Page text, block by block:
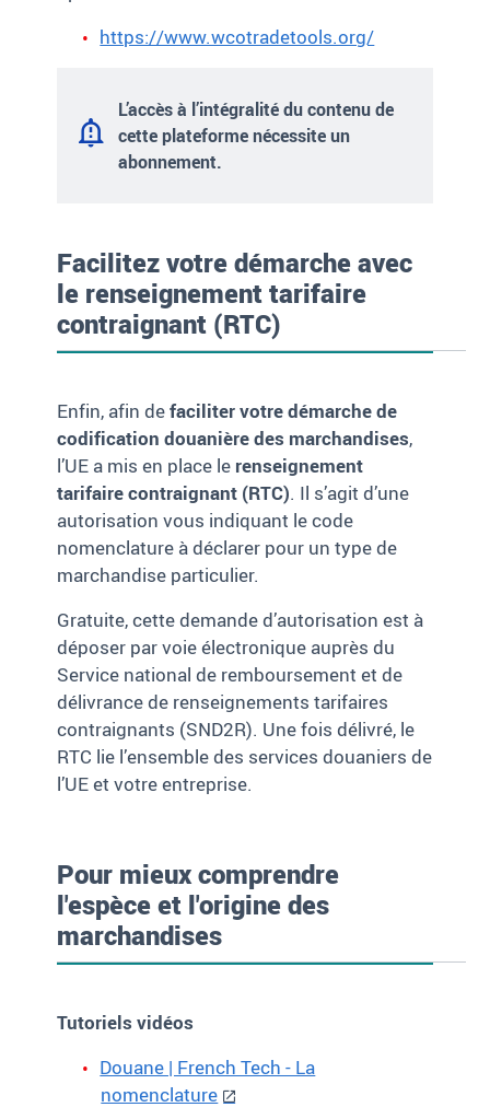
https://www.wcotradetools.org/
L’accès à l’intégralité du contenu de
cette plateforme nécessite un
abonnement.
Facilitez votre démarche avec
le renseignement tarifaire
contraignant (RTC)
Enfin, afin defaciliter votre démarche de
codification douanière des marchandises,
l’UE a mis en place le renseignement
tarifaire contraignant (RTC). Il s’agit d’une
autorisation vous indiquant le code
nomenclature à déclarer pour un type de
marchandise particulier.
Gratuite, cette demande d’autorisation est à
déposer par voie électronique auprès du
Service national de remboursement et de
délivrance de renseignements tarifaires
contraignants (SND2R). Une fois délivré, le
RTC lie l’ensemble des services douaniers de
l’UE et votre entreprise.
Pour mieux comprendre
l'espèce et l'origine des
marchandises
Tutoriels vidéos
Douane | French Tech - La
nomenclature